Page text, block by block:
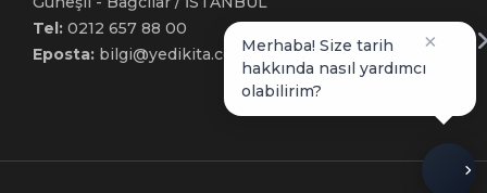
Tel: 0212 657 88 00
Eposta: bilgi@yedikita.com.tr
×
Merhaba! Size tarih
hakkında nasıl yardımcı
olabilirim?